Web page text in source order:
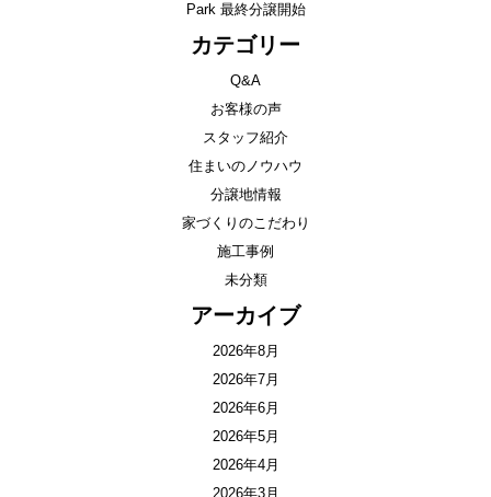
Park 最終分譲開始
カテゴリー
Q&A
お客様の声
スタッフ紹介
住まいのノウハウ
分譲地情報
家づくりのこだわり
施工事例
未分類
アーカイブ
2026年8月
2026年7月
2026年6月
2026年5月
2026年4月
2026年3月